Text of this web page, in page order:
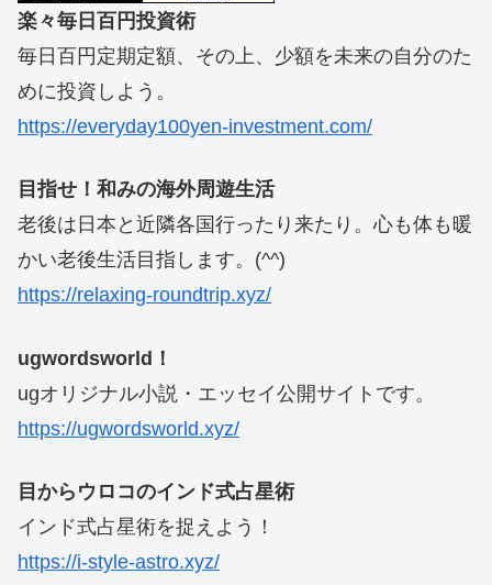
楽々毎日百円投資術
毎日百円定期定額、その上、少額を未来の自分のた
めに投資しよう。
https://everyday100yen-investment.com/
目指せ！和みの海外周遊生活
老後は日本と近隣各国行ったり来たり。心も体も暖
かい老後生活目指します。(^^)
https://relaxing-roundtrip.xyz/
ugwordsworld！
ugオリジナル小説・エッセイ公開サイトです。
https://ugwordsworld.xyz/
目からウロコのインド式占星術
インド式占星術を捉えよう！
https://i-style-astro.xyz/